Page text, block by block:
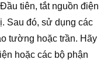
tiên, tắt nguồn điện
Sau đó, sử dụng các
tường hoặc trần. Hãy
hoặc các bộ phận